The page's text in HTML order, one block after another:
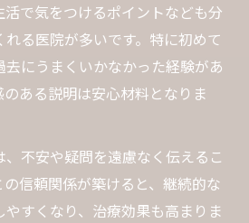
で気をつけるポイントなども分
る医院が多いです。特に初めて
にうまくいかなかった経験があ
ある説明は安心材料となりま
不安や疑問を遠慮なく伝えるこ
信頼関係が築けると、継続的な
すくなり、治療効果も高まりま